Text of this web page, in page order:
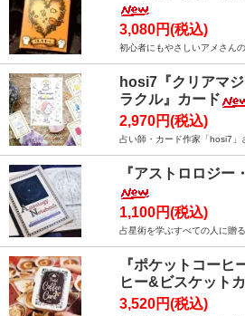
3,080円(税込)
初心者にもやさしいアメさん
hosi7『クリアマ
ラクル』カード
2,970円(税込)
占い師・カード作家「hosi7」
『アストロロジー
1,100円(税込)
占星術を学ぶすべての人に贈
『ポケットコーヒ
ヒー&ビスケットカ
3,520円(税込)